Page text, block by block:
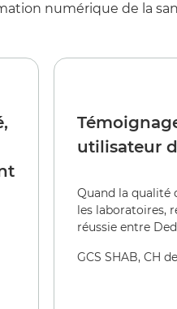
numérique de la
utilisateur
Quand la qualité
les laboratoires,
réussie entre
GCS SHAB, CH